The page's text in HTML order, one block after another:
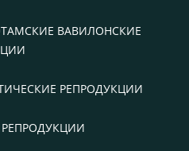
ВАВИЛОНСКИЕ
РЕПРОДУКЦИИ